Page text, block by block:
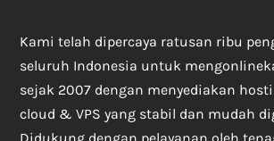
Kami telah dipercaya ratusan ribu
seluruh Indonesia untuk
sejak 2007 dengan menyediakan
cloud & VPS yang stabil dan mudah